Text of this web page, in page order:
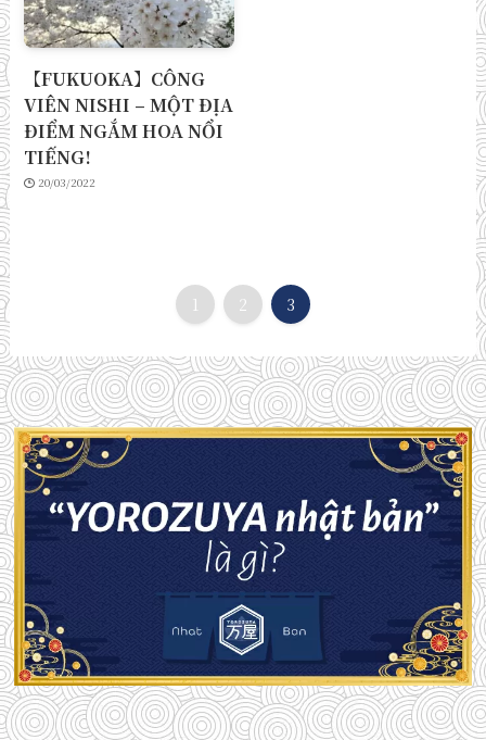
【FUKUOKA】CÔNG
VIÊN NISHI – MỘT ĐỊA
ĐIỂM NGẮM HOA NỔI
TIẾNG!
20/03/2022
1 2 3